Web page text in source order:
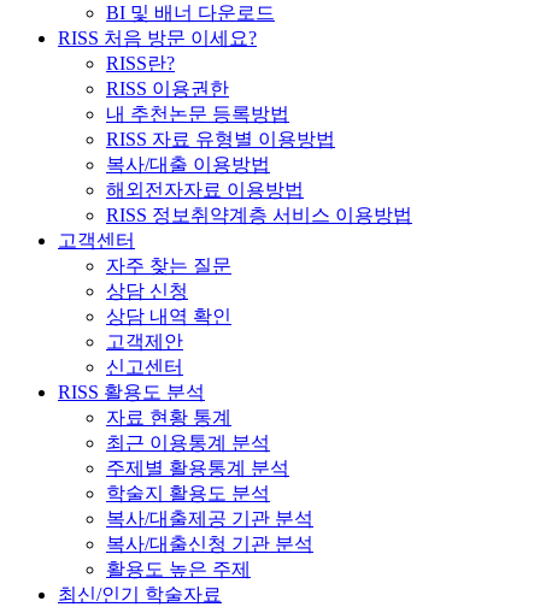
BI 및 배너 다운로드
RISS 처음 방문 이세요?
RISS란?
RISS 이용권한
내 추천논문 등록방법
RISS 자료 유형별 이용방법
복사/대출 이용방법
해외전자자료 이용방법
RISS 정보취약계층 서비스 이용방법
고객센터
자주 찾는 질문
상담 신청
상담 내역 확인
고객제안
신고센터
RISS 활용도 분석
자료 현황 통계
최근 이용통계 분석
주제별 활용통계 분석
학술지 활용도 분석
복사/대출제공 기관 분석
복사/대출신청 기관 분석
활용도 높은 주제
최신/인기 학술자료